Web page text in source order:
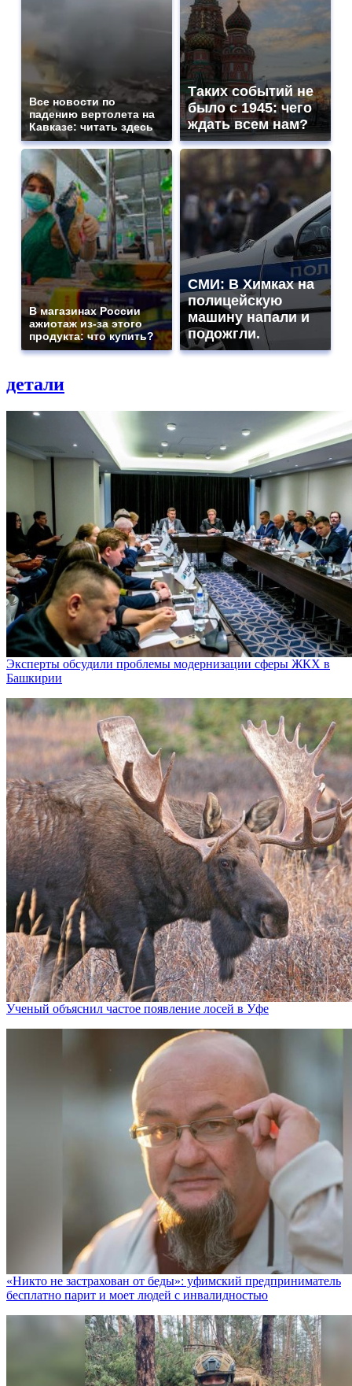
Все новости по
падению вертолета на
Кавказе: читать здесь
Таких событий не
было с 1945: чего
ждать всем нам?
В магазинах России
ажиотаж из-за этого
продукта: что купить?
СМИ: В Химках на
полицейскую
машину напали и
подожгли.
детали
Эксперты обсудили проблемы модернизации сферы ЖКХ в
Башкирии
Ученый объяснил частое появление лосей в Уфе
«Никто не заcтрахован от беды»: уфимский предприниматель
бесплатно парит и моет людей с инвалидностью